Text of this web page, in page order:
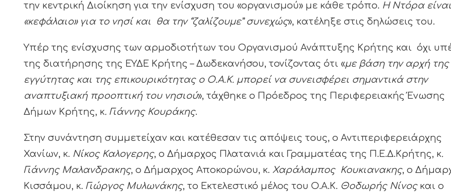
την κεντρική Διοίκηση για την ενίσχυση του «οργανισμού» με κάθε τρόπο. Η Ντόρα είναι
«κεφάλαιο» για το νησί και θα την “ζαλίζουμε” συνεχώς», κατέληξε στις δηλώσεις του.
Υπέρ της ενίσχυσης των αρμοδιοτήτων του Οργανισμού Ανάπτυξης Κρήτης και όχι
της διατήρησης της ΕΥΔΕ Κρήτης – Δωδεκανήσου, τονίζοντας ότι «με βάση την αρχή της
εγγύτητας και της επικουρικότητας ο Ο.Α.Κ. μπορεί να συνεισφέρει σημαντικά στην
αναπτυξιακή προοπτική του νησιού», τάχθηκε ο Πρόεδρος της Περιφερειακής Ένωσης
Δήμων Κρήτης, κ. Γιάννης Κουράκης.
Στην συνάντηση συμμετείχαν και κατέθεσαν τις απόψεις τους, ο Αντιπεριφερειάρχης
Χανίων, κ. Νίκος Καλογερης, ο Δήμαρχος Πλατανιά και Γραμματέας της Π.Ε.Δ.Κρήτης, κ.
Γιάννης Μαλανδρακης, ο Δήμαρχος Αποκορώνου, κ. Χαράλαμπος Κουκιανακης, ο
Κισσάμου, κ. Γιώργος Μυλωνάκης, το Εκτελεστικό μέλος του Ο.Α.Κ. Θοδωρής Νίνοςκαι ο